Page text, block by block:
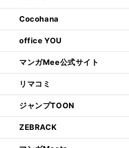
Cocohana
office YOU
マンガMee公式サイト
リマコミ
ジャンプTOON
ZEBRACK